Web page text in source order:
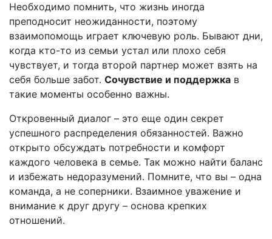
Необходимо помнить, что жизнь иногда
преподносит неожиданности, поэтому
взаимопомощь играет ключевую роль. Бывают дни,
когда кто-то из семьи устал или плохо себя
чувствует, и тогда второй партнер может взять на
себя больше забот. Сочувствие и поддержка в
такие моменты особенно важны.
Откровенный диалог – это еще один секрет
успешного распределения обязанностей. Важно
открыто обсуждать потребности и комфорт
каждого человека в семье. Так можно найти баланс
и избежать недоразумений. Помните, что вы – одна
команда, а не соперники. Взаимное уважение и
внимание к друг другу – основа крепких
отношений.